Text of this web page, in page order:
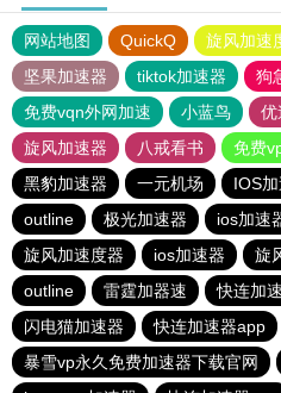
网站地图 QuickQ 旋风加速
坚果加速器
tiktok加速器
狗
免费vqn外网加速
小蓝鸟 优
旋风加速器
八戒看书
免费
黑豹加速器
一元机场 IOS
outline
极光加速器 ios加速
旋风加速度器
ios加速器 旋
outline
雷霆加器速 快连加
闪电猫加速器
快连加速器app
暴雪vp永久免费加速器下载官网